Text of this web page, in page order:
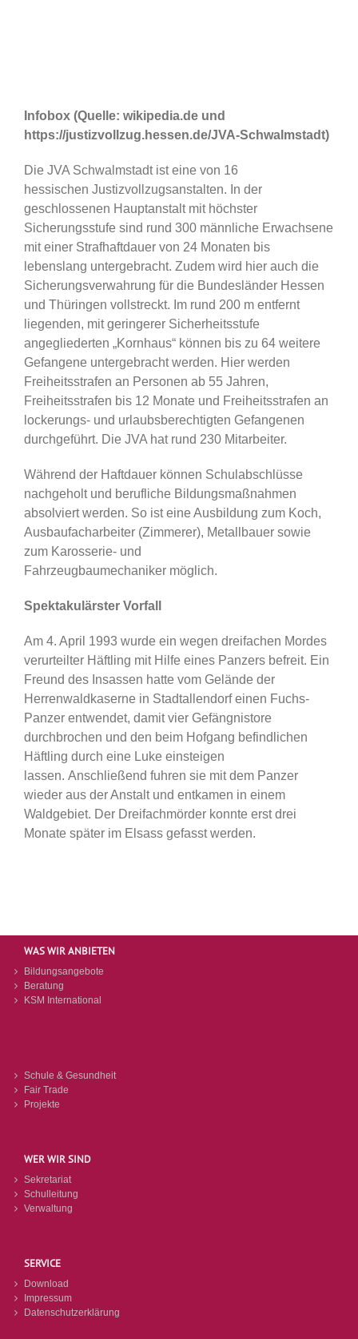
Infobox (Quelle: wikipedia.de und
https://justizvollzug.hessen.de/JVA-Schwalmstadt)
Die JVA Schwalmstadt ist eine von 16
hessischen Justizvollzugsanstalten. In der
geschlossenen Hauptanstalt mit höchster
Sicherungsstufe sind rund 300 männliche Erwachsene
mit einer Strafhaftdauer von 24 Monaten bis
lebenslang untergebracht. Zudem wird hier auch die
Sicherungsverwahrung für die Bundesländer Hessen
und Thüringen vollstreckt. Im rund 200 m entfernt
liegenden, mit geringerer Sicherheitsstufe
angegliederten „Kornhaus“ können bis zu 64 weitere
Gefangene untergebracht werden. Hier werden
Freiheitsstrafen an Personen ab 55 Jahren,
Freiheitsstrafen bis 12 Monate und Freiheitsstrafen an
lockerungs- und urlaubsberechtigten Gefangenen
durchgeführt. Die JVA hat rund 230 Mitarbeiter.
Während der Haftdauer können Schulabschlüsse
nachgeholt und berufliche Bildungsmaßnahmen
absolviert werden. So ist eine Ausbildung zum Koch,
Ausbaufacharbeiter (Zimmerer), Metallbauer sowie
zum Karosserie- und
Fahrzeugbaumechaniker möglich.
Spektakulärster Vorfall
Am 4. April 1993 wurde ein wegen dreifachen Mordes
verurteilter Häftling mit Hilfe eines Panzers befreit. Ein
Freund des Insassen hatte vom Gelände der
Herrenwaldkaserne in Stadtallendorf einen Fuchs-
Panzer entwendet, damit vier Gefängnistore
durchbrochen und den beim Hofgang befindlichen
Häftling durch eine Luke einsteigen
lassen. Anschließend fuhren sie mit dem Panzer
wieder aus der Anstalt und entkamen in einem
Waldgebiet. Der Dreifachmörder konnte erst drei
Monate später im Elsass gefasst werden.
WAS WIR ANBIETEN
Bildungsangebote
Beratung
KSM International
Schule & Gesundheit
Fair Trade
Projekte
WER WIR SIND
Sekretariat
Schulleitung
Verwaltung
SERVICE
Download
Impressum
Datenschutzerklärung